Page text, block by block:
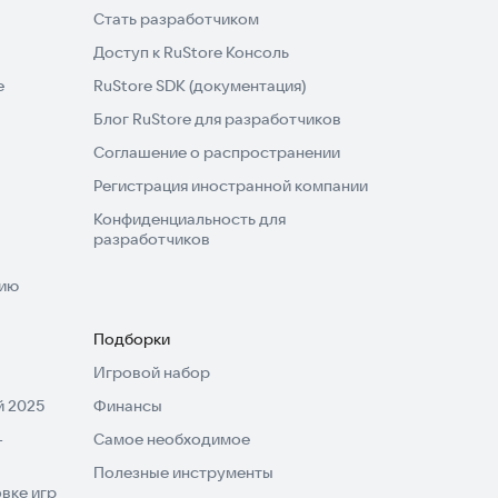
Стать разработчиком
Доступ к RuStore Консоль
RuStore SDK (документация)
Блог RuStore для разработчиков
Соглашение о распространении
Регистрация иностранной компании
Конфиденциальность для
разработчиков
2025
игр
Подборки
Игровой набор
Финансы
Самое необходимое
Полезные инструменты